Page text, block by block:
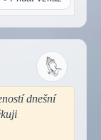
dnešní